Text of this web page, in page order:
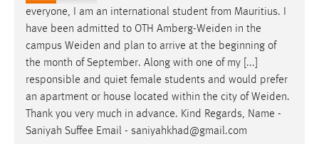
everyone, I am an international student from Mauritius. I
have been admitted to OTH Amberg-Weiden in the
campus Weiden and plan to arrive at the beginning of
the month of September. Along with one of my [...]
responsible and quiet female students and would prefer
an apartment or house located within the city ofWeiden.
Thank you very much in advance. Kind Regards, Name -
Saniyah Suffee Email - saniyahkhad@gmail.com